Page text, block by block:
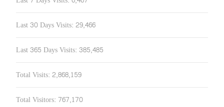
Last 30 Days Visits: 29,466
Last 365 Days Visits: 385,485
Total Visits: 2,868,159
Total Visitors: 767,170